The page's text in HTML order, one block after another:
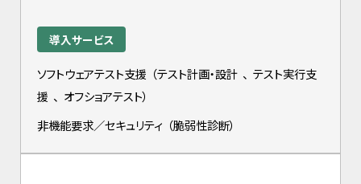
導入サービス
ソフトウェアテスト支援 （テスト計画・設計 、 テスト実行支
援 、 オフショアテスト）
非機能要求／セキュリティ （脆弱性診断）